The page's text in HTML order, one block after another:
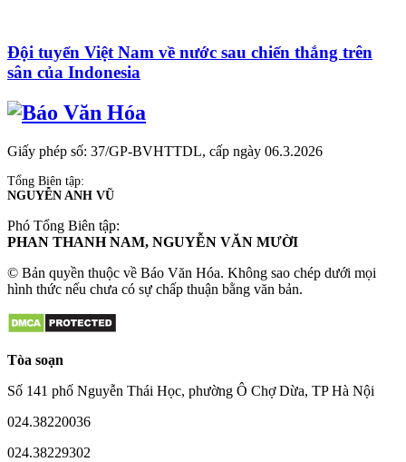
Đội tuyển Việt Nam về nước sau chiến thắng trên
sân của Indonesia
Giấy phép số: 37/GP-BVHTTDL, cấp ngày 06.3.2026
Tổng Biên tập:
NGUYỄN ANH VŨ
Phó Tổng Biên tập:
PHAN THANH NAM, NGUYỄN VĂN MƯỜI
© Bản quyền thuộc về Báo Văn Hóa. Không sao chép dưới mọi
hình thức nếu chưa có sự chấp thuận bằng văn bản.
Tòa soạn
Số 141 phố Nguyễn Thái Học, phường Ô Chợ Dừa, TP Hà Nội
024.38220036
024.38229302